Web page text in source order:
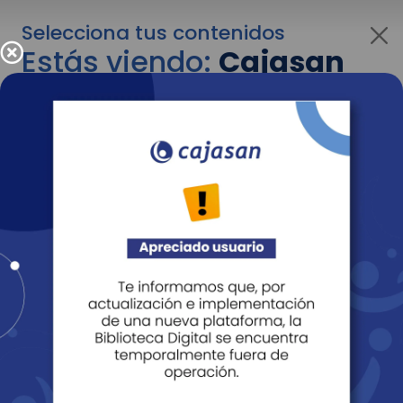
Selecciona tus contenidos
Estás viendo:Cajasan
para personas
Para cambiar al contenido de tu interés más
adelante recuerda utilizar el menú
Entendido